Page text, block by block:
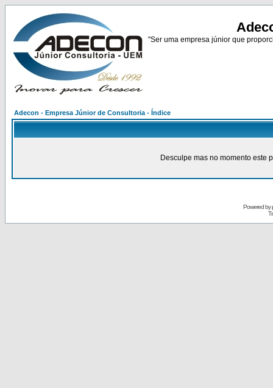
"Ser uma empresa júnior que
Adecon - Empresa Júnior de Consultoria - Índice
Desculpe mas no momento este
Powered by